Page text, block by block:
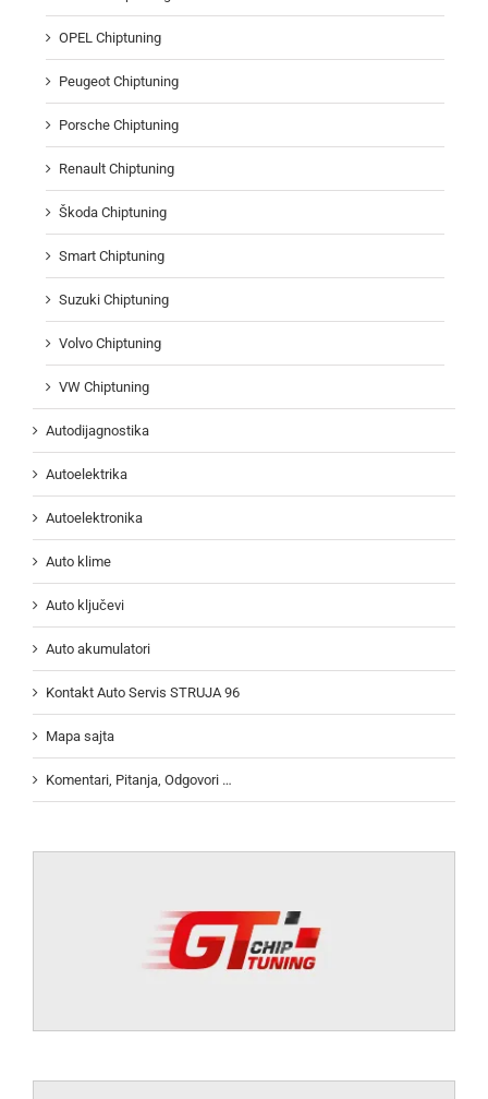
OPEL Chiptuning
Peugeot Chiptuning
Porsche Chiptuning
Renault Chiptuning
Škoda Chiptuning
Smart Chiptuning
Suzuki Chiptuning
Volvo Chiptuning
VW Chiptuning
Autodijagnostika
Autoelektrika
Autoelektronika
Auto klime
Auto ključevi
Auto akumulatori
Kontakt Auto Servis STRUJA 96
Mapa sajta
Komentari, Pitanja, Odgovori …